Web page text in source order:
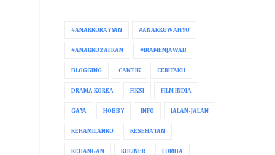
#ANAKKURAYYAN #ANAKKUWAHYU
#ANAKKUZAFRAN #IRAMENJAWAB
BLOGGING CANTIK CERITAKU
DRAMA KOREA FIKSI FILM INDIA
GAYA HOBBY INFO JALAN-JALAN
KEHAMILANKU KESEHATAN
KEUANGAN KULINER LOMBA